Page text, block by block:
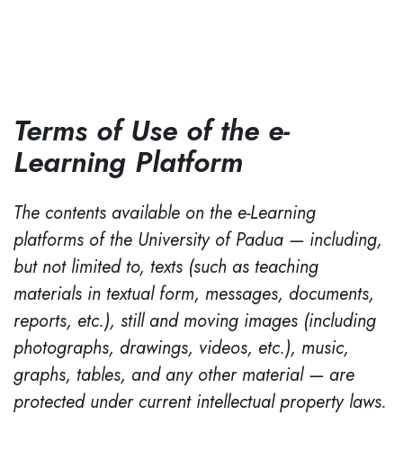
Terms of Use of the e-
Learning Platform
The contents available on the e-Learning
platforms of the University of Padua — including,
but not limited to, texts (such as teaching
materials in textual form, messages, documents,
reports, etc.), still and moving images (including
photographs, drawings, videos, etc.), music,
graphs, tables, and any other material — are
protected under current intellectual property laws.